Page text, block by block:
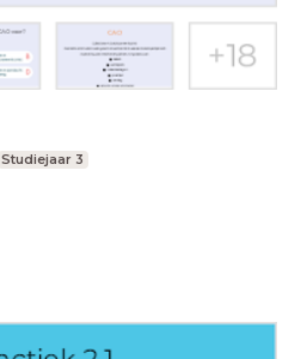
Studiejaar 3